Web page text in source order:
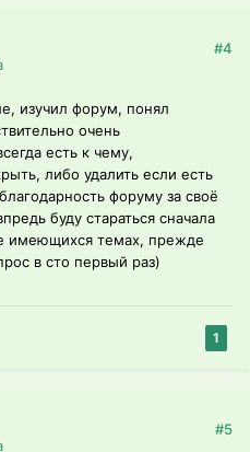
#4
изучил форум, понял
очень
есть к чему,
либо удалить если есть
форуму за своё
буду стараться сначала
имеющихся темах, прежде
в сто первый раз)
1
#5